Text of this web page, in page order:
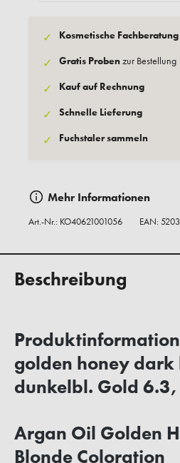
✓ Kosmetische Fachberatung
✓ Gratis Probenzur Bestellung
✓ Kauf auf Rechnung
✓ Schnelle Lieferung
✓ Fuchstaler sammeln
Mehr Informationen
Art.-Nr.: KO40621001056 EAN:
Beschreibung
golden honey
dunkelbl. Gold 6.3,
Argan Oil Golden
Blonde Coloration